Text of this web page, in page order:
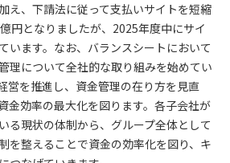
え、下請法に従って支払いサイトを短縮
円となりましたが、2025年度中にサイ
います。なお、バランスシートにおいて
理について全社的な取り組みを始めてい
営を推進し、資金管理の在り方を見直
金効率の最大化を図ります。各子会社が
る現状の体制から、グループ全体として
を整えることで資金の効率化を図り、キ